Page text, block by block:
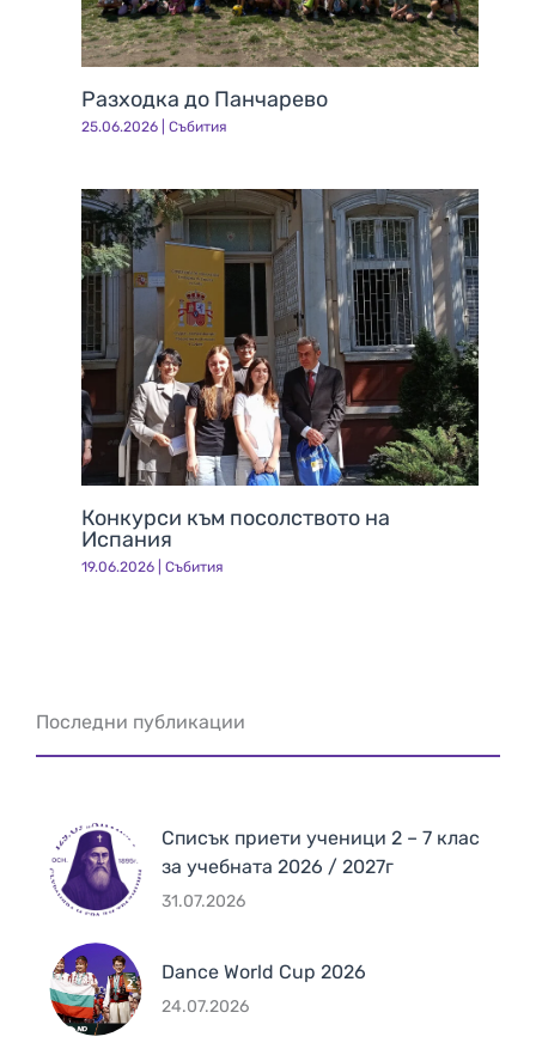
Разходка до Панчарево
25.06.2026 |Събития
Конкурси към посолството на
Испания
19.06.2026 |Събития
Последни публикации
Списък приети ученици 2 – 7 клас
за учебната 2026 / 2027г
31.07.2026
Dance World Cup 2026
24.07.2026